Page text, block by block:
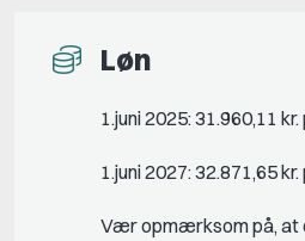
Løn
1.juni 2025: 31.960,11 kr.
1.juni 2027: 32.871,65 kr.
Vær opmærksom på, at